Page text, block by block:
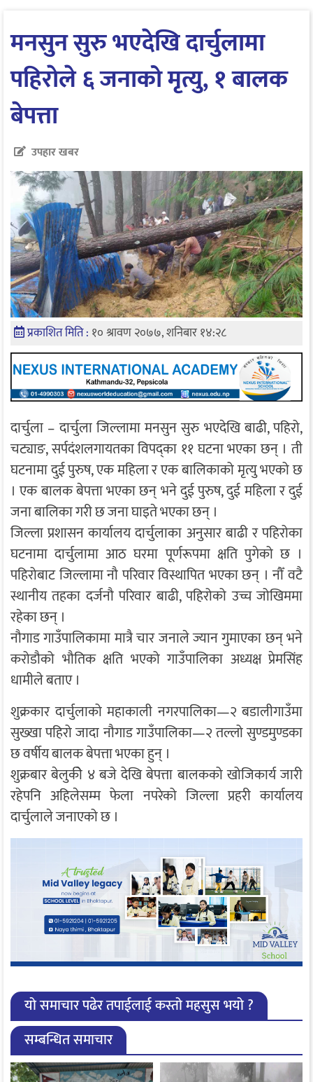
मनसुन सुरु भएदेखि दार्चुलामा
पहिराेले ६ जनाको मृत्यु, १ बालक
बेपत्ता
उपहार खबर
प्रकाशित मिति : १० श्रावण २०७७, शनिबार १४:२८
दार्चुला – दार्चुला जिल्लामा मनसुन सुरु भएदेखि बाढी, पहिरो,
चट्याङ, सर्पदंशलगायतका विपद्का ११ घटना भएका छन् । ती
घटनामा दुई पुरुष, एक महिला र एक बालिकाको मृत्यु भएको छ
। एक बालक बेपत्ता भएका छन् भने दुई पुरुष, दुई महिला र दुई
जना बालिका गरी छ जना घाइते भएका छन् ।
जिल्ला प्रशासन कार्यालय दार्चुलाका अनुसार बाढी र पहिरोका
घटनामा दार्चुलामा आठ घरमा पूर्णरूपमा क्षति पुगेको छ ।
पहिरोबाट जिल्लामा नौ परिवार विस्थापित भएका छन् । नौँ वटै
स्थानीय तहका दर्जनौ परिवार बाढी, पहिरोको उच्च जोखिममा
रहेका छन् ।
नौगाड गाउँपालिकामा मात्रै चार जनाले ज्यान गुमाएका छन् भने
करोडौको भौतिक क्षति भएको गाउँपालिका अध्यक्ष प्रेमसिंह
धामीले बताए ।
शुक्रकार दार्चुलाको महाकाली नगरपालिका—२ बडालीगाउँमा
सुख्खा पहिरो जादा नौगाड गाउँपालिका—२ तल्लो सुण्डमुण्डका
छ वर्षीय बालक बेपत्ता भएका हुन् ।
शुक्रबार बेलुकीे ४ बजे देखि बेपत्ता बालकको खोजिकार्य जारी
रहेपनि अहिलेसम्म फेला नपरेको जिल्ला प्रहरी कार्यालय
दार्चुलाले जनाएको छ ।
यो समाचार पढेर तपाईलाई कस्तो महसुस भयो ?
सम्बन्धित समाचार